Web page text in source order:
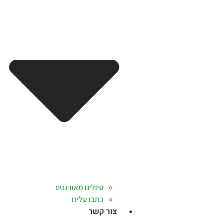
טיולים מאורגנים
כתבו עלינו
צור קשר